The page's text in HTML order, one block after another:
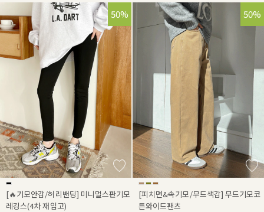
50%
[🔥기모안감/허리밴딩] 미니멀스판기모
레깅스(4차 재입고)
50%
[피치면&속기모/무드색감] 무드기모코
튼와이드팬츠